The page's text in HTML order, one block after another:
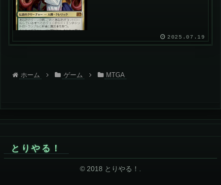
2025.07.19
ホーム ゲーム MTGA
とりやる！
© 2018 とりやる！.